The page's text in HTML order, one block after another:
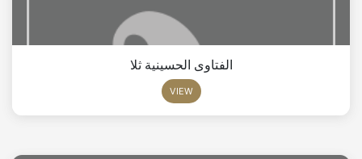
الفتاوى الحسينية ثلا
VIEW